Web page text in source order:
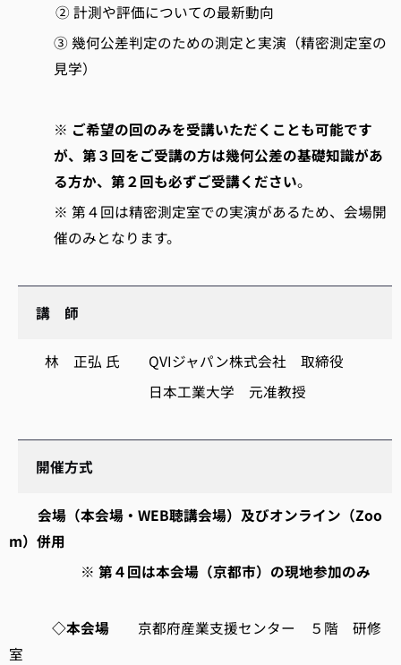
② 計測や評価についての最新動向
③ 幾何公差判定のための測定と実演（精密測定室の
見学）
※ ご希望の回のみを受講いただくことも可能です
が、第３回をご受講の方は幾何公差の基礎知識があ
る方か、第２回も必ずご受講ください。
※ 第４回は精密測定室での実演があるため、会場開
催のみとなります。
講 師
林 正弘 氏 QVIジャパン株式会社 取締役
日本工業大学 元准教授
開催方式
会場（本会場・WEB聴講会場）及びオンライン（Zoo
m）併用
※ 第４回は本会場（京都市）の現地参加のみ
◇本会場 京都府産業支援センター ５階 研修
室